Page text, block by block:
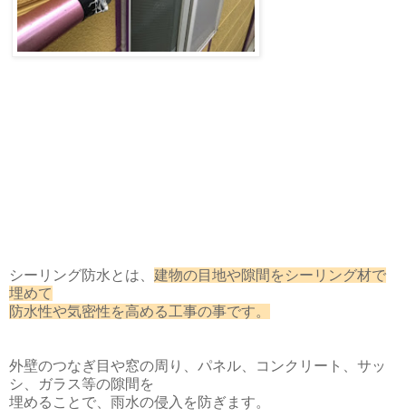
シーリング防水とは、 建物の目地や隙間をシーリング材で
埋めて
防水性や気密性を高める工事の事です。
外壁のつなぎ目や窓の周り、パネル、コンクリート、サッ
シ、ガラス等の隙間を
埋めることで、雨水の侵入を防ぎます。